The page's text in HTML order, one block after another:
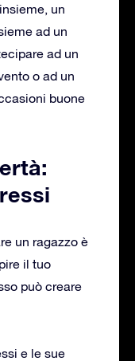
un
ad un
ad un
o ad un
buone
un ragazzo è
il tuo
può creare
e le sue